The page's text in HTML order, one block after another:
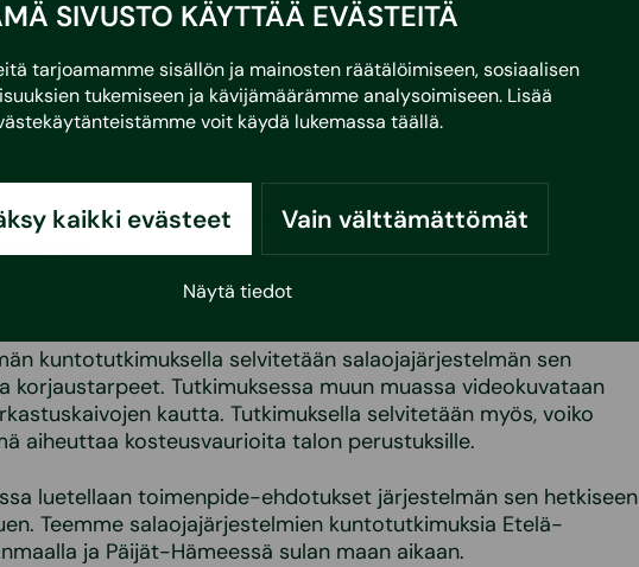
SIVUSTO KÄYTTÄÄ EVÄSTEITÄ
tarjoamamme sisällön ja mainosten räätälöimiseen, sosiaalisen
tukemiseen ja kävijämäärämme analysoimiseen. Lisää
voit käydä lukemassa täällä.
kaikki evästeet Vain välttämättömät
Näytä tiedot
kuntotutkimus
määritellään ilmanvaihdon järjestelmien
toimivuus. Myös mahdolliset ongelmat ja niiden laajuus selviää.
avulla ilmanvaihdon korjaus- tai uusimisajankohta pystytään
suoritetaan sekä aistinvaraisesti että mittaamalla
kuntotutkimus
kuntotutkimuksella selvitetään salaojajärjestelmän sen
korjaustarpeet. Tutkimuksessa muun muassa videokuvataan
kautta. Tutkimuksella selvitetään myös, voiko
aiheuttaa kosteusvaurioita talon perustuksille.
luetellaan toimenpide-ehdotukset järjestelmän sen hetkiseen
Teemme salaojajärjestelmien kuntotutkimuksia Etelä-
ja Päijät-Hämeessä sulan maan aikaan.